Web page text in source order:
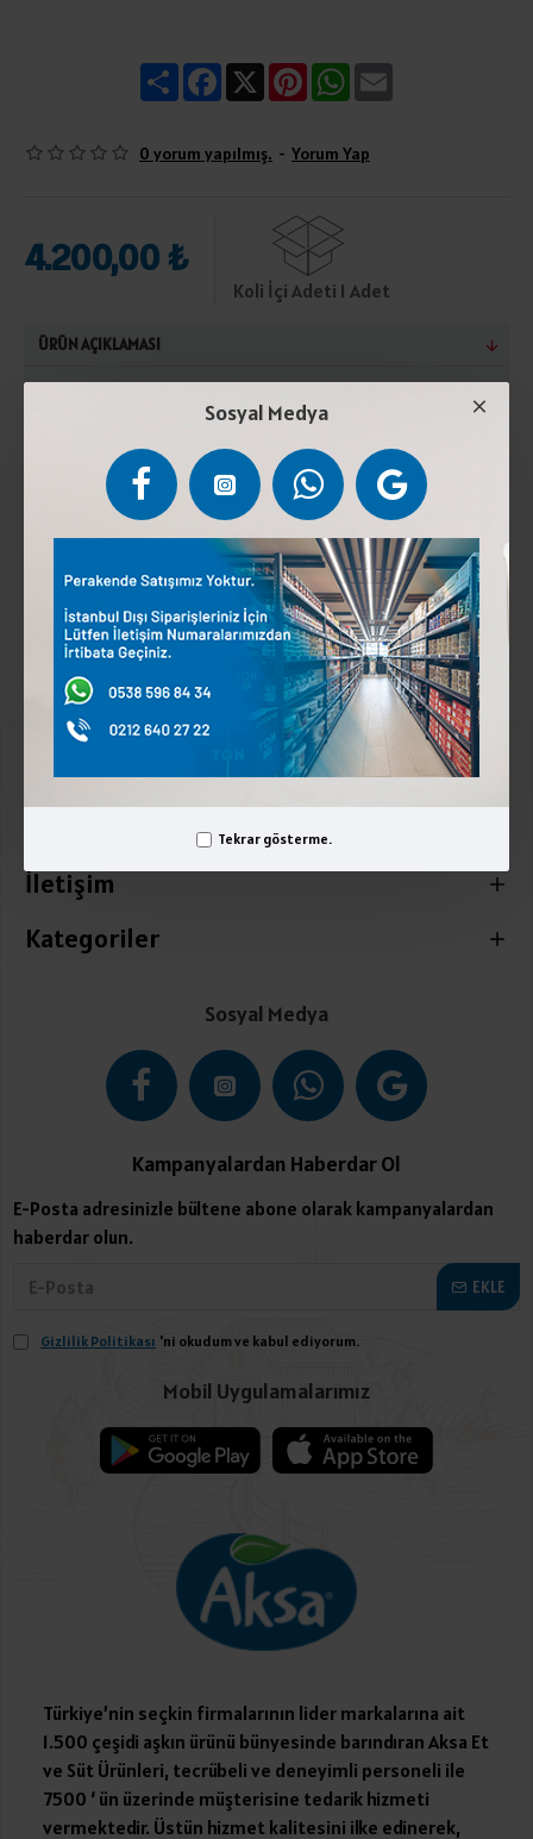
Sosyal Medya
Tekrar gösterme.
ShareFacebook
X PinterestWhatsApp
0 yorum yapılmış. - Yorum Yap
4.200,00 ₺
Koli İçi Adeti 1 Adet
ÜRÜN AÇIKLAMASI
Siyah Zeytin,Tuz,Su,Bitkisel yağ. Türk Gıda Kodeksi
Sofralık Zeytin Tebliğine uygun üretilmiştir. Açıldıktan
sonra serin ve kuru yerde saklayınız. Türk Gıda
Kodeksine Uygundur.
Etiketler: ALAN SİYAH ZEYTİN GURME (181-200 KLB) 10 KG
Kurumsal
Üyelik İşlemleri
İletişim
Kategoriler
Sosyal Medya
Kampanyalardan Haberdar Ol
E-Posta adresinizle bültene abone olarak kampanyalardan
haberdar olun.
EKLE
Gizlilik Politikası 'ni okudum ve kabul ediyorum.
Mobil Uygulamalarımız
Türkiye’nin seçkin firmalarının lider markalarına ait
1.500 çeşidi aşkın ürünü bünyesinde barındıran Aksa Et
ve Süt Ürünleri, tecrübeli ve deneyimli personeli ile
7500 ‘ ün üzerinde müşterisine tedarik hizmeti
vermektedir. Üstün hizmet kalitesini ilke edinerek,